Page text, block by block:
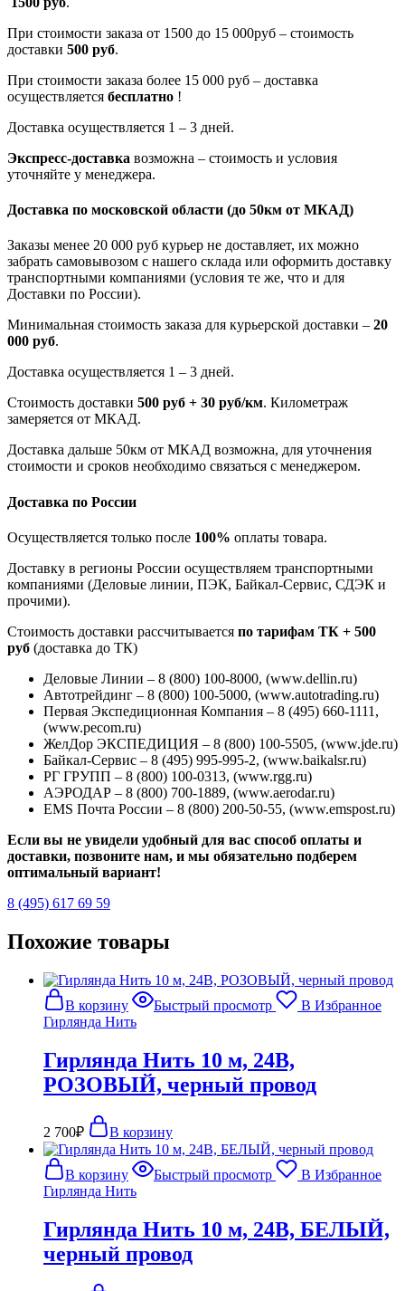
При стоимости заказа от 1500 до 15 000руб – стоимость
доставки 500 руб.
При стоимости заказа более 15 000 руб – доставка
осуществляется бесплатно !
Доставка осуществляется 1 – 3 дней.
Экспресс-доставка возможна – стоимость и условия
уточняйте у менеджера.
Доставка по московской области (до 50км от МКАД)
Заказы менее 20 000 руб курьер не доставляет, их можно
забрать самовывозом с нашего склада или оформить доставку
транспортными компаниями (условия те же, что и для
Доставки по России).
Минимальная стоимость заказа для курьерской доставки – 20
000 руб.
Доставка осуществляется 1 – 3 дней.
Стоимость доставки 500 руб + 30 руб/км. Километраж
замеряется от МКАД.
Доставка дальше 50км от МКАД возможна, для уточнения
стоимости и сроков необходимо связаться с менеджером.
Доставка по России
Осуществляется только после 100% оплаты товара.
Доставку в регионы России осуществляем транспортными
компаниями (Деловые линии, ПЭК, Байкал-Сервис, СДЭК и
прочими).
Стоимость доставки рассчитывается по тарифам ТК + 500
руб (доставка до ТК)
Деловые Линии – 8 (800) 100-8000, (www.dellin.ru)
Автотрейдинг – 8 (800) 100-5000, (www.autotrading.ru)
Первая Экспедиционная Компания – 8 (495) 660-1111,
(www.pecom.ru)
ЖелДор ЭКСПЕДИЦИЯ – 8 (800) 100-5505, (www.jde.ru)
Байкал-Сервис – 8 (495) 995-995-2, (www.baikalsr.ru)
РГ ГРУПП – 8 (800) 100-0313, (www.rgg.ru)
АЭРОДАР – 8 (800) 700-1889, (www.aerodar.ru)
EMS Почта России – 8 (800) 200-50-55, (www.emspost.ru)
Если вы не увидели удобный для вас способ оплаты и
доставки, позвоните нам, и мы обязательно подберем
оптимальный вариант!
8 (495) 617 69 59
Похожие товары
В корзину Быстрый просмотр
В Избранное
Гирлянда Нить
Гирлянда Нить 10 м, 24В,
РОЗОВЫЙ, черный провод
2 700₽ В корзину
В корзину Быстрый просмотр
В Избранное
Гирлянда Нить
Гирлянда Нить 10 м, 24В, БЕЛЫЙ,
черный провод